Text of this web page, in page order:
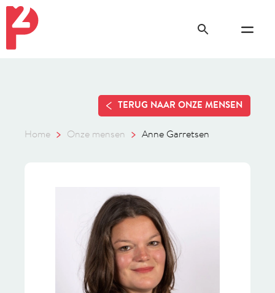
TERUG NAAR ONZE MENSEN
Home Onze mensen Anne Garretsen